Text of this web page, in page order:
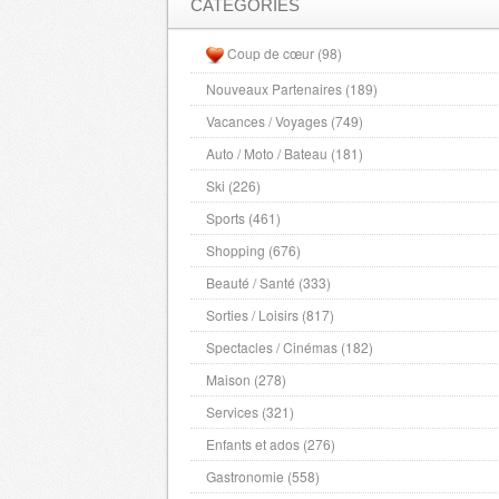
Nord - 59000 , (fr)
Alpes Maritimes - 6000 , (fr)
Oise - 60000 , (fr)
Orne - 61000 , (fr)
Pas de Calais - 62000 , (fr)
Pyrenees Atlantiques
Hautes Pyrenees
Pyrenees Orientales
Bas Rhin - 67000 , (fr)
Haut Rhin - 68000 , (fr)
Rhone - 69000 , (fr)
Ardeche - 7000 , (fr)
Haute Saone - 70000 , (fr)
Saone et Loire - 71000 , (fr)
Sarthe - 72000 , (fr)
Savoie - 73000 , (fr)
CATÉGORIES
Coup de cœur (98)
Nouveaux Partenaires (189)
Vacances / Voyages (749)
Auto / Moto / Bateau (181)
Ski (226)
Sports (461)
Shopping (676)
Beauté / Santé (333)
Sorties / Loisirs (817)
Spectacles / Cinémas (182)
Maison (278)
Services (321)
Enfants et ados (276)
Gastronomie (558)